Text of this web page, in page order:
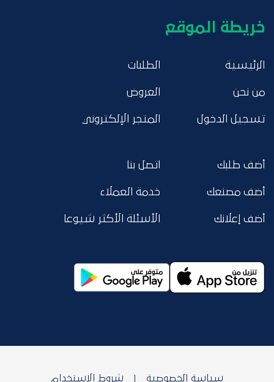
خريطة الموقع
الرئيسية
من نحن
تسجيل الدخول
الطلبات
العروض
المتجر الإلكتروني
أضف طلبك
أضف مصنعك
أضف إعلانك
اتصل بنا
خدمة العملاء
الأسئلة الأكثر شيوعا
سياسة الخصوصية شروط الاستخدام